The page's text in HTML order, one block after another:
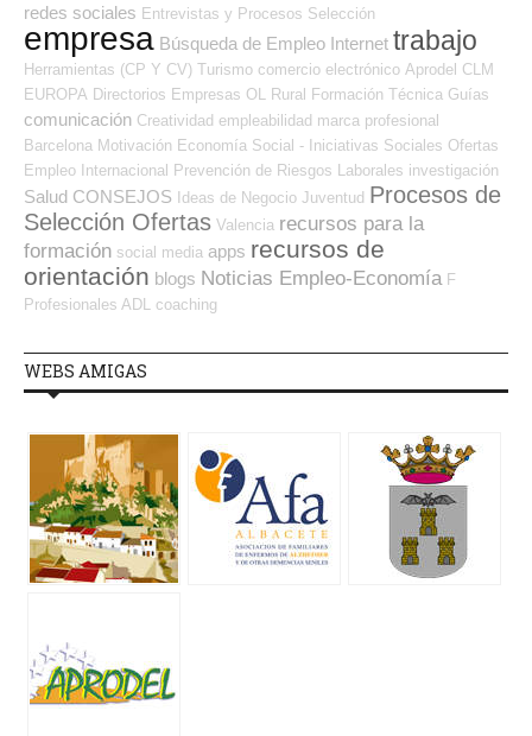
redes sociales Entrevistas y Procesos Selección
empresa Búsqueda de Empleo Internet trabajo
Herramientas (CP Y CV) Turismo comercio electrónico Aprodel CLM
EUROPA Directorios Empresas OL Rural Formación Técnica Guías
comunicación Creatividad empleabilidad marca profesional
Barcelona Motivación Economía Social - Iniciativas Sociales Ofertas
Empleo Internacional Prevención de Riesgos Laborales investigación
Salud CONSEJOS Ideas de Negocio Juventud Procesos de
Selección Ofertas Valencia recursos para la
formación social media apps recursos de
orientación blogs Noticias Empleo-Economía F
Profesionales ADL coaching
WEBS AMIGAS